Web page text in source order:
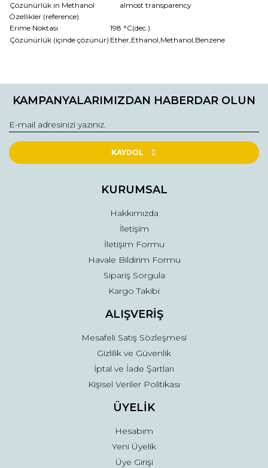
Çözünürlük in Methanol
almost transparency
Özellikler (reference)
Erime Noktası
198 °C(dec.)
Çözünürlük (içinde çözünür) Ether,Ethanol,Methanol,Benzene
konularda yetersiz gördüğünüz noktaları öneri formunu
Görüş ve önerileriniz için teşekkür ederiz.
Ürün resmi kalitesiz, bozuk veya görüntülenemiyor.
Ürün açıklamasında eksik bilgiler bulunuyor.
Ürün fiyatı diğer sitelerden daha pahalı.
Gönder
KAMPANYALARIMIZDAN HABERDAR OLUN
KAYDOL
KURUMSAL
Hakkımızda
İletişim
İletişim Formu
Havale Bildirim Formu
Sipariş Sorgula
Kargo Takibi
ALIŞVERİŞ
Mesafeli Satış Sözleşmesi
Gizlilik ve Güvenlik
İptal ve İade Şartları
Kişisel Veriler Politikası
ÜYELİK
Hesabım
Yeni Üyelik
Üye Girişi